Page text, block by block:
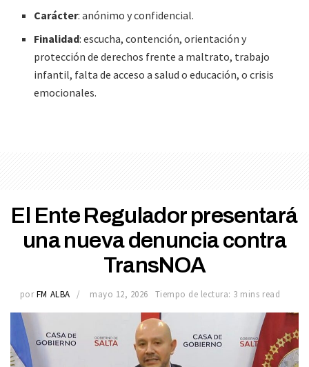
Carácter: anónimo y confidencial.
Finalidad: escucha, contención, orientación y
protección de derechos frente a maltrato, trabajo
infantil, falta de acceso a salud o educación, o crisis
emocionales.
El Ente Regulador presentará
una nueva denuncia contra
TransNOA
por FM ALBA mayo 12, 2026 Tiempo de lectura: 3 mins read